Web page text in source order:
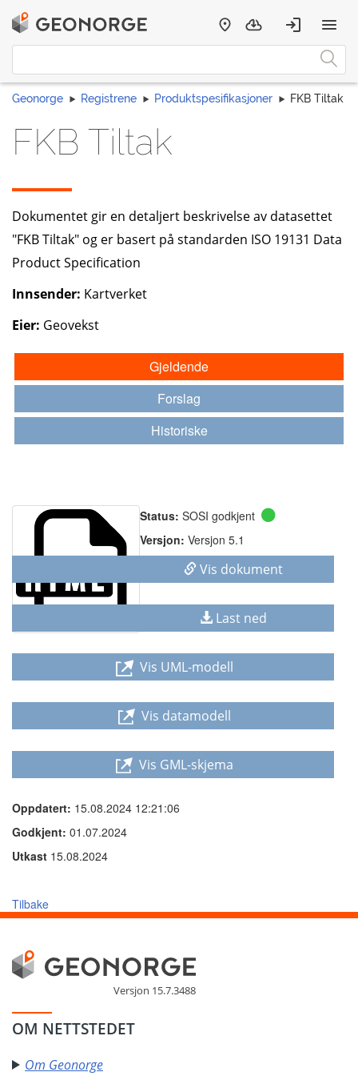
Geonorge Registrene Produktspesifikasjoner FKB Tiltak
FKB Tiltak
Dokumentet gir en detaljert beskrivelse av datasettet
"FKB Tiltak" og er basert på standarden ISO 19131 Data
Product Specification
Innsender: Kartverket
Eier: Geovekst
Gjeldende
Forslag
Historiske
Status: SOSI godkjent
Versjon: Versjon 5.1
Vis dokument
Last ned
Vis UML-modell
Vis datamodell
Vis GML-skjema
Oppdatert: 15.08.2024 12:21:06
Godkjent: 01.07.2024
Utkast 15.08.2024
Tilbake